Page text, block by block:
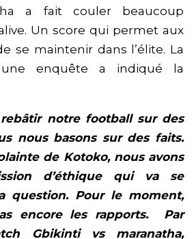
a fait couler beaucoup
Un score qui permet aux
se maintenir dans l’élite. La
enquête a indiqué la
notre football sur des
nous basons sur des faits.
de Kotoko, nous avons
d’éthique qui va se
question. Pour le moment,
encore les rapports. Par
Gbikinti vs maranatha,